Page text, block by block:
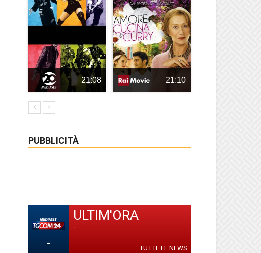
21:08 21:10
PUBBLICITÀ
-
ULTIM'ORA
-
TUTTE LE NEWS